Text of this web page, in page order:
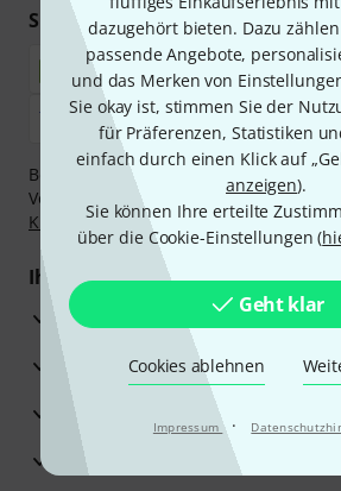
dazugehört bieten. Dazu
passende Angebote,
und das Merken von
Sie okay ist, stimmen Sie der
für Präferenzen, Statistiken
einfach durch einen Klick auf
anzeigen).
Sie können Ihre erteilte
über die Cookie-Einstellungen (
Geht klar
Cookies ablehnen
Impressum ·
Sicher einkaufen & bezahlen
Bezahlen Sie vertraulich und sicher
Vorkasse, PayPal, Amazon Pay,Klarna
Klarna Ratenzahlungoder Kreditkarte.
Ihre Vorteile
3 Jahre Thomann Garantie
30 Tage Money-Back-Garantie
Beratung durch Fachexperten